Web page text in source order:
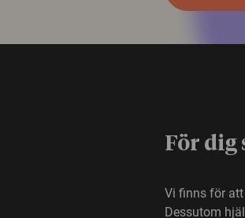
För dig
Vi finns för
Dessutom